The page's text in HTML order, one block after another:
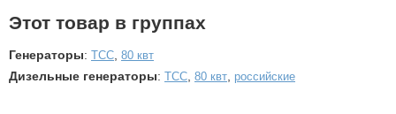
Этот товар в группах
Генераторы: ТСС 80 квт
Дизельные генераторы: ТСС 80 квт российские